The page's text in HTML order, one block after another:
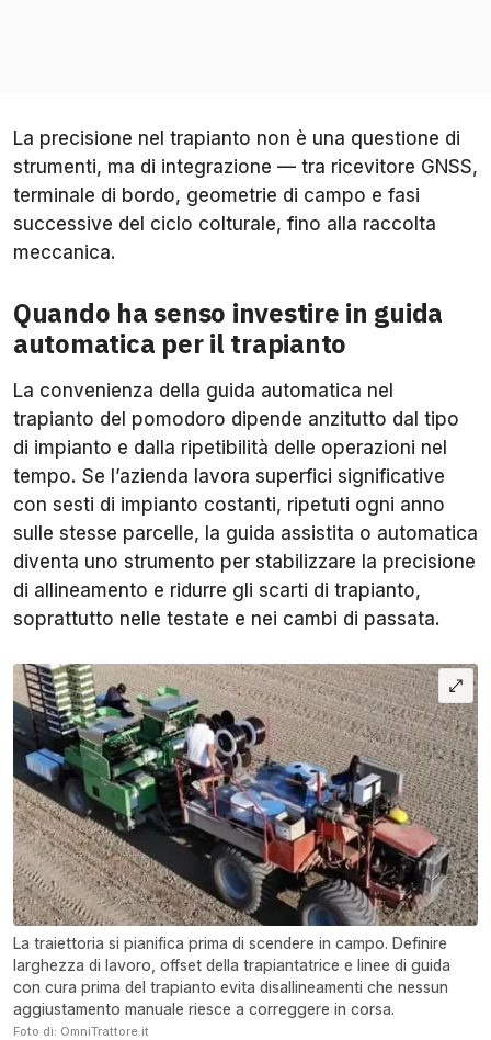
La precisione nel trapianto non è una questione di
strumenti, ma di integrazione — tra ricevitore GNSS,
terminale di bordo, geometrie di campo e fasi
successive del ciclo colturale, fino alla raccolta
meccanica.
Quando ha senso investire in guida
automatica per il trapianto
La convenienza della guida automatica nel
trapianto del pomodoro dipende anzitutto dal tipo
di impianto e dalla ripetibilità delle operazioni nel
tempo. Se l’azienda lavora superfici significative
con sesti di impianto costanti, ripetuti ogni anno
sulle stesse parcelle, la guida assistita o automatica
diventa uno strumento per stabilizzare la precisione
di allineamento e ridurre gli scarti di trapianto,
soprattutto nelle testate e nei cambi di passata.
La traiettoria si pianifica prima di scendere in campo. Definire
larghezza di lavoro, offset della trapiantatrice e linee di guida
con cura prima del trapianto evita disallineamenti che nessun
aggiustamento manuale riesce a correggere in corsa.
Foto di: OmniTrattore.it